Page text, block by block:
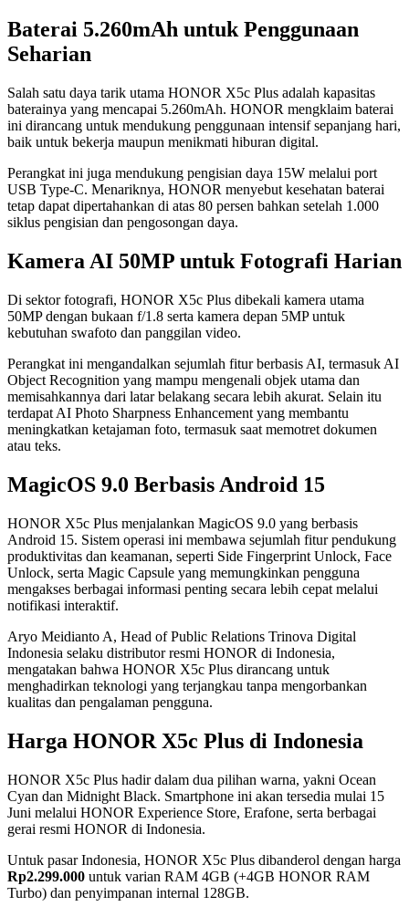
Baterai 5.260mAh untuk Penggunaan
Seharian
Salah satu daya tarik utama HONOR X5c Plus adalah kapasitas
baterainya yang mencapai 5.260mAh. HONOR mengklaim baterai
ini dirancang untuk mendukung penggunaan intensif sepanjang hari,
baik untuk bekerja maupun menikmati hiburan digital.
Perangkat ini juga mendukung pengisian daya 15W melalui port
USB Type-C. Menariknya, HONOR menyebut kesehatan baterai
tetap dapat dipertahankan di atas 80 persen bahkan setelah 1.000
siklus pengisian dan pengosongan daya.
Kamera AI 50MP untuk Fotografi Harian
Di sektor fotografi, HONOR X5c Plus dibekali kamera utama
50MP dengan bukaan f/1.8 serta kamera depan 5MP untuk
kebutuhan swafoto dan panggilan video.
Perangkat ini mengandalkan sejumlah fitur berbasis AI, termasuk AI
Object Recognition yang mampu mengenali objek utama dan
memisahkannya dari latar belakang secara lebih akurat. Selain itu
terdapat AI Photo Sharpness Enhancement yang membantu
meningkatkan ketajaman foto, termasuk saat memotret dokumen
atau teks.
MagicOS 9.0 Berbasis Android 15
HONOR X5c Plus menjalankan MagicOS 9.0 yang berbasis
Android 15. Sistem operasi ini membawa sejumlah fitur pendukung
produktivitas dan keamanan, seperti Side Fingerprint Unlock, Face
Unlock, serta Magic Capsule yang memungkinkan pengguna
mengakses berbagai informasi penting secara lebih cepat melalui
notifikasi interaktif.
Aryo Meidianto A, Head of Public Relations Trinova Digital
Indonesia selaku distributor resmi HONOR di Indonesia,
mengatakan bahwa HONOR X5c Plus dirancang untuk
menghadirkan teknologi yang terjangkau tanpa mengorbankan
kualitas dan pengalaman pengguna.
Harga HONOR X5c Plus di Indonesia
HONOR X5c Plus hadir dalam dua pilihan warna, yakni Ocean
Cyan dan Midnight Black. Smartphone ini akan tersedia mulai 15
Juni melalui HONOR Experience Store, Erafone, serta berbagai
gerai resmi HONOR di Indonesia.
Untuk pasar Indonesia, HONOR X5c Plus dibanderol dengan harga
Rp2.299.000 untuk varian RAM 4GB (+4GB HONOR RAM
Turbo) dan penyimpanan internal 128GB.